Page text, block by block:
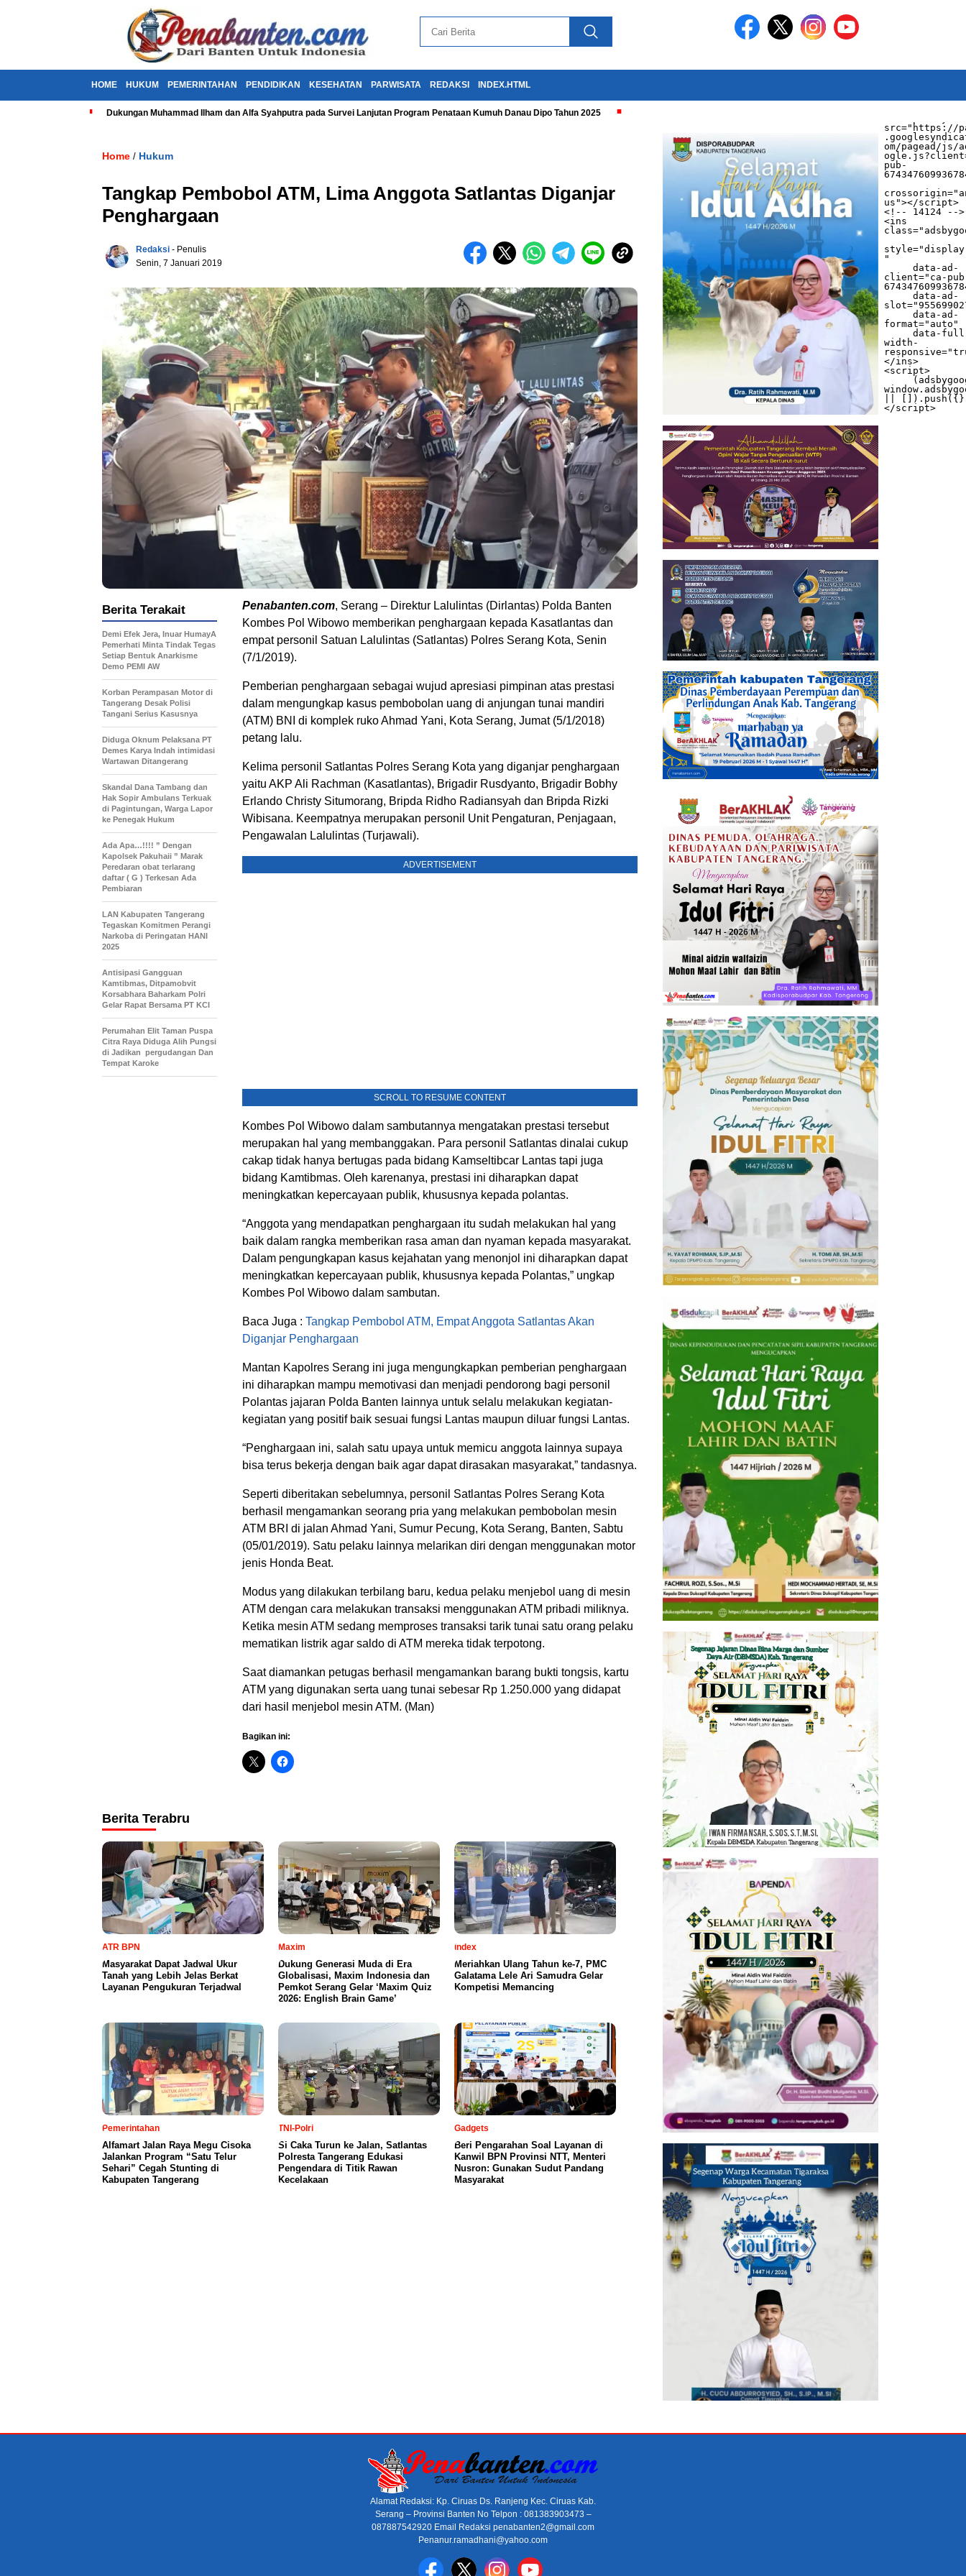
HOME HUKUM PEMERINTAHAN PENDIDIKAN KESEHATAN PARWISATA REDAKSI INDEX.HTML
Dukungan Muhammad Ilham dan Alfa Syahputra pada Survei Lanjutan Program Penataan Kumuh Danau Dipo Tahun 2025
src="https://
om/pagead/js/
pub-
us"></script>
<!-- 14124 -->
<ins
"
     data-ad-
client="ca-
     data-ad-
     data-ad-
format="auto"
     data-full-
width-
</ins>
<script>
||
</script>
Home / Hukum
Tangkap Pembobol ATM, Lima Anggota Satlantas Diganjar
Penghargaan
Redaksi - Penulis
Senin, 7 Januari 2019
Penabanten.com, Serang – Direktur Lalulintas (Dirlantas) Polda Banten
Kombes Pol Wibowo memberikan penghargaan kepada Kasatlantas dan
empat personil Satuan Lalulintas (Satlantas) Polres Serang Kota, Senin
(7/1/2019).
Pemberian penghargaan sebagai wujud apresiasi pimpinan atas prestasi
dalam mengungkap kasus pembobolan uang di anjungan tunai mandiri
(ATM) BNI di komplek ruko Ahmad Yani, Kota Serang, Jumat (5/1/2018)
petang lalu.
Kelima personil Satlantas Polres Serang Kota yang diganjar penghargaan
yaitu AKP Ali Rachman (Kasatlantas), Brigadir Rusdyanto, Brigadir Bobhy
Erlando Christy Situmorang, Bripda Ridho Radiansyah dan Bripda Rizki
Wibisana. Keempatnya merupakan personil Unit Pengaturan, Penjagaan,
Pengawalan Lalulintas (Turjawali).
ADVERTISEMENT
SCROLL TO RESUME CONTENT
Kombes Pol Wibowo dalam sambutannya mengatakan prestasi tersebut
merupakan hal yang membanggakan. Para personil Satlantas dinalai cukup
cakap tidak hanya bertugas pada bidang Kamseltibcar Lantas tapi juga
bidang Kamtibmas. Oleh karenanya, prestasi ini diharapkan dapat
meningkatkan kepercayaan publik, khususnya kepada polantas.
“Anggota yang mendapatkan penghargaan itu sudah melakukan hal yang
baik dalam rangka memberikan rasa aman dan nyaman kepada masyarakat.
Dalam pengungkapan kasus kejahatan yang menonjol ini diharapkan dapat
meningkatkan kepercayaan publik, khususnya kepada Polantas,” ungkap
Kombes Pol Wibowo dalam sambutan.
Baca Juga : Tangkap Pembobol ATM, Empat Anggota Satlantas Akan
Diganjar Penghargaan
Mantan Kapolres Serang ini juga mengungkapkan pemberian penghargaan
ini diharapkan mampu memotivasi dan menjadi pendorong bagi personil
Polantas jajaran Polda Banten lainnya untuk selalu melakukan kegiatan-
kegiatan yang positif baik sesuai fungsi Lantas maupun diluar fungsi Lantas.
“Penghargaan ini, salah satu upaya untuk memicu anggota lainnya supaya
bisa terus bekerja dengan baik agar dapat dirasakan masyarakat,” tandasnya.
Seperti diberitakan sebelumnya, personil Satlantas Polres Serang Kota
berhasil mengamankan seorang pria yang melakukan pembobolan mesin
ATM BRI di jalan Ahmad Yani, Sumur Pecung, Kota Serang, Banten, Sabtu
(05/01/2019). Satu pelaku lainnya melarikan diri dengan menggunakan motor
jenis Honda Beat.
Modus yang dilakukan terbilang baru, kedua pelaku menjebol uang di mesin
ATM dengan cara melakukan transaksi menggunakan ATM pribadi miliknya.
Ketika mesin ATM sedang memproses transaksi tarik tunai satu orang pelaku
mematikan listrik agar saldo di ATM mereka tidak terpotong.
Saat diamankan petugas berhasil mengamankan barang bukti tongsis, kartu
ATM yang digunakan serta uang tunai sebesar Rp 1.250.000 yang didapat
dari hasil menjebol mesin ATM. (Man)
Bagikan ini:
Berita Terakait
Demi Efek Jera, Inuar HumayA
Pemerhati Minta Tindak Tegas
Setiap Bentuk Anarkisme
Demo PEMI AW
Korban Perampasan Motor di
Tangerang Desak Polisi
Tangani Serius Kasusnya
Diduga Oknum Pelaksana PT
Demes Karya Indah intimidasi
Wartawan Ditangerang
Skandal Dana Tambang dan
Hak Sopir Ambulans Terkuak
di Pagintungan, Warga Lapor
ke Penegak Hukum
Ada Apa…!!!! ” Dengan
Kapolsek Pakuhaii ” Marak
Peredaran obat terlarang
daftar ( G ) Terkesan Ada
Pembiaran
LAN Kabupaten Tangerang
Tegaskan Komitmen Perangi
Narkoba di Peringatan HANI
2025
Antisipasi Gangguan
Kamtibmas, Ditpamobvit
Korsabhara Baharkam Polri
Gelar Rapat Bersama PT KCI
Perumahan Elit Taman Puspa
Citra Raya Diduga Alih Pungsi
di Jadikan pergudangan Dan
Tempat Karoke
Berita Terabru
ATR BPN
Masyarakat Dapat Jadwal Ukur
Tanah yang Lebih Jelas Berkat
Layanan Pengukuran Terjadwal
Maxim
Dukung Generasi Muda di Era
Globalisasi, Maxim Indonesia dan
Pemkot Serang Gelar ‘Maxim Quiz
2026: English Brain Game’
index
Meriahkan Ulang Tahun ke-7, PMC
Galatama Lele Ari Samudra Gelar
Kompetisi Memancing
Pemerintahan
Alfamart Jalan Raya Megu Cisoka
Jalankan Program “Satu Telur
Sehari” Cegah Stunting di
Kabupaten Tangerang
TNI-Polri
Si Caka Turun ke Jalan, Satlantas
Polresta Tangerang Edukasi
Pengendara di Titik Rawan
Kecelakaan
Gadgets
Beri Pengarahan Soal Layanan di
Kanwil BPN Provinsi NTT, Menteri
Nusron: Gunakan Sudut Pandang
Masyarakat
Alamat Redaksi: Kp. Ciruas Ds. Ranjeng Kec. Ciruas Kab.
Serang – Provinsi Banten No Telpon : 081383903473 –
087887542920 Email Redaksi penabanten2@gmail.com
Penanur.ramadhani@yahoo.com